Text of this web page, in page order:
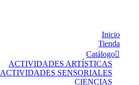
Inicio
Tienda
Catálogo
ACTIVIDADES ARTÍSTICAS
ACTIVIDADES SENSORIALES
CIENCIAS